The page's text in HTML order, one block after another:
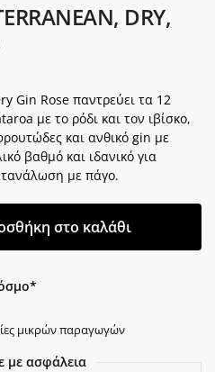
DRY,
Gin Rose παντρεύει τα 12
με το ρόδι και τον ιβίσκο,
και ανθικό gin με
βαθμό και ιδανικό για
με πάγο.
στο καλάθι
μικρών παραγωγών
με ασφάλεια